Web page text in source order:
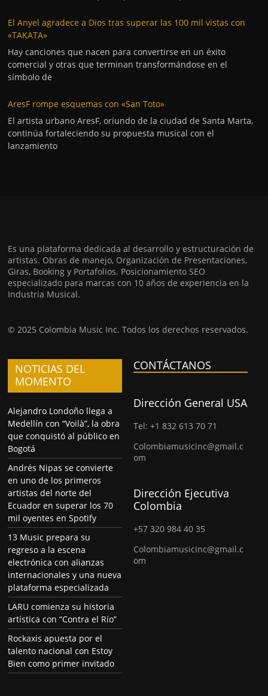
El Anyel agradece a Dios tras superar las 100 mil vistas con
«TAKATA»
Hay canciones que nacen para convertirse en un éxito
comercial y otras que terminan transformándose en el
símbolo de
AresF rompe esquemas con «San Toto»
El artista urbano AresF, oriundo de la ciudad de Santa Marta,
continúa fortaleciendo su propuesta musical con el
lanzamiento
Es una plataforma dedicada al desarrollo y estructuración de
artistas. Obras de manejo, Organización de Presentaciones,
Giras, Booking y Portafolios. Posicionamiento SEO
especializado para marcas con 10 años de experiencia en la
Industria Musical.
© 2025 Colombia Music Inc. Todos los derechos reservados.
NOTICIAS DEL
MOMENTO
Alejandro Londoño llega a
Medellín con “Voilà”, la obra
que conquistó al público en
Bogotá
Andrés Nipas se convierte
en uno de los primeros
artistas del norte del
Ecuador en superar los 70
mil oyentes en Spotify
13 Music prepara su
regreso a la escena
electrónica con alianzas
internacionales y una nueva
plataforma especializada
LARU comienza su historia
artística con “Contra el Río”
Rockaxis apuesta por el
talento nacional con Estoy
Bien como primer invitado
CONTÁCTANOS
Dirección General USA
Tel: +1 832 613 70 71
Colombiamusicinc@gmail.c
om
Dirección Ejecutiva
Colombia
+57 320 984 40 35
Colombiamusicinc@gmail.c
om